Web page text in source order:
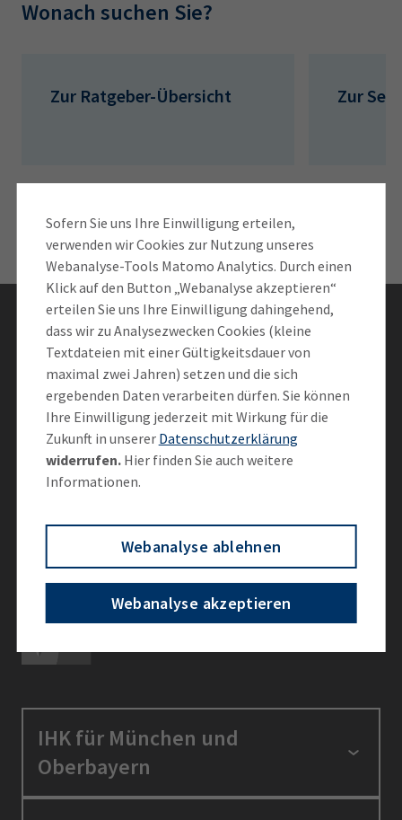
IHK regional
Presse
EN
IHK Akademie
Magazin Log-in
AdA
34d
Prüfungstermine
Sachkundeprüfung
Berichtsheft
Sofern Sie uns Ihre Einwilligung erteilen,
verwenden wir Cookies zur Nutzung unseres
Webanalyse-Tools Matomo Analytics. Durch einen
Klick auf den Button „Webanalyse akzeptieren“
erteilen Sie uns Ihre Einwilligung dahingehend,
dass wir zu Analysezwecken Cookies (kleine
Textdateien mit einer Gültigkeitsdauer von
maximal zwei Jahren) setzen und die sich
ergebenden Daten verarbeiten dürfen. Sie können
Ihre Einwilligung jederzeit mit Wirkung für die
Zukunft in unserer Datenschutzerklärung
widerrufen.Hier finden Sie auch weitere
Informationen.
Webanalyse ablehnen
Webanalyse akzeptieren
Wonach suchen Sie?
Zur Ratgeber-Übersicht Zur
Bleiben Sie informiert
Newsletter abonnieren
Vernetzen Sie sich mit der IHK
Ein Angebot von
IHK für München und
Oberbayern